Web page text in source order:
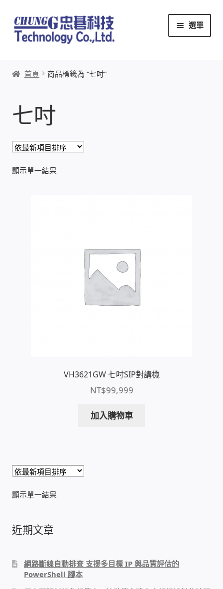
跳
至
導
列
跳
至
主
內
選單
本站文章導覽
本站AI文字客服
創辦人:林慶忠
監視器安裝維修-實績案例
雲端儲值型電表
電子鎖安裝-實績案例
電腦資訊-實績案例
聯絡我們
首頁 商品標籤為 “七吋”
七吋
顯示單一結果
VH3621GW 七吋SIP對講機
NT$99,999
加入購物車
顯示單一結果
近期文章
網路斷線自動排查 支援多目標 IP 與品質評估的
PowerShell 腳本